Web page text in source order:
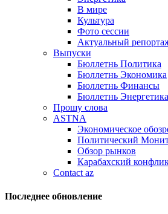
В мире
Культура
Фото сессии
Актуальный
Выпуски
Бюллетнь Политика
Бюллетнь Экономика
Бюллетнь Финансы
Бюллетнь Энергетика
Прошу слова
ASTNA
Экономическое
Политический
Обзор рынков
Карабахский
Contact az
Последнее обновление